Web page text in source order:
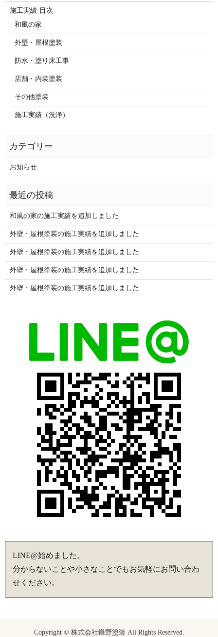
施工実績-目次
和風の家
外壁・屋根塗装
防水・塗り床工事
店舗・内装塗装
その他塗装
施工実績（洗浄）
お知らせ
和風の家の施工実績を追加しました
外壁・屋根塗装の施工実績を追加しました
外壁・屋根塗装の施工実績を追加しました
外壁・屋根塗装の施工実績を追加しました
外壁・屋根塗装の施工実績を追加しました
LINE@始めました。
分からないことや小さなことでもお気軽にお問い合わ
せください。
Copyright © 株式会社鎌野塗装 All Rights Reserved.